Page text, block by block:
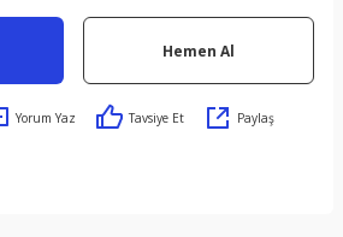
Hemen Al
Yorum Yaz Tavsiye Et Paylaş